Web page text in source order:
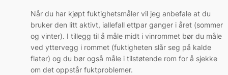
Når du har kjøpt fuktighetsmåler vil jeg anbefale at du
bruker den litt aktivt, iallefall ettpar ganger i året (sommer
og vinter). I tillegg til å måle midt i vinrommet bør du måle
ved yttervegg i rommet (fuktigheten slår seg på kalde
flater) og du bør også måle i tilstøtende rom for å sjekke
om det oppstår fuktproblemer.